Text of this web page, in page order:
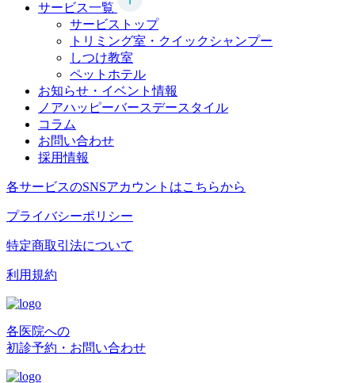
サービス一覧
サービストップ
トリミング室・クイックシャンプー
しつけ教室
ペットホテル
お知らせ・イベント情報
ノアハッピーバースデースタイル
コラム
お問い合わせ
採用情報
各サービスのSNSアカウントはこちらから
プライバシーポリシー
特定商取引法について
利用規約
各医院への
初診予約・お問い合わせ